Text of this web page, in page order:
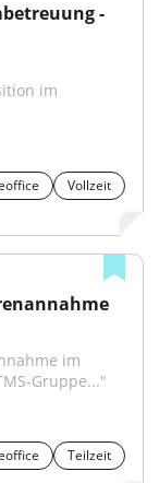
-
im
Vollzeit
im
Gruppe..."
Teilzeit